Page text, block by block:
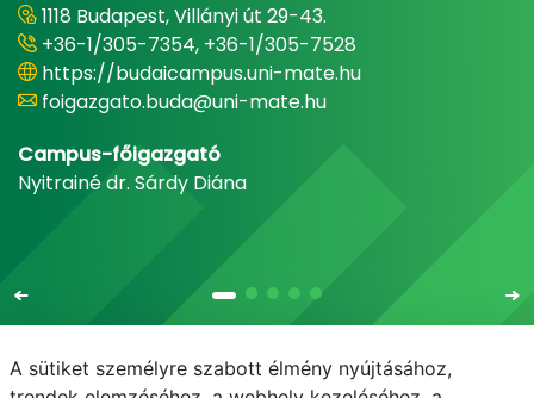
1118 Budapest, Villányi út 29-43.
+36-1/305-7354, +36-1/305-7528
https://budaicampus.uni-mate.hu
foigazgato.buda@uni-mate.hu
Campus-főigazgató
Nyitrainé dr. Sárdy Diána
A sütiket személyre szabott élmény nyújtásához,